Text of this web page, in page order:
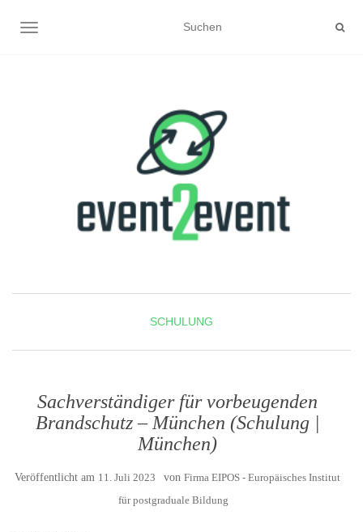
NAVIGATION UMSCHALTEN
SCHULUNG
Sachverständiger für vorbeugenden
Brandschutz – München (Schulung |
München)
Veröffentlicht am 11. Juli 2023 von Firma EIPOS - Europäisches Institut
für postgraduale Bildung